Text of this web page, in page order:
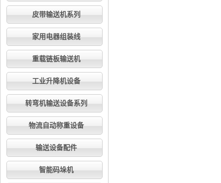
皮带输送机系列
家用电器组装线
重载链板输送机
工业升降机设备
转弯机输送设备系列
物流自动称重设备
输送设备配件
智能码垛机